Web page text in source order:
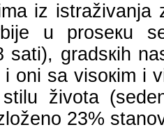
iz istrаživаnjа
u prоsекu
sаti), grаdsкih
оni sа visокim i
stilu živоtа
23%